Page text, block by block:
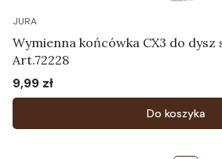
JURA
Wymienna końcówka CX3 do dysz
Art.72228
Cena
9,99 zł
Do koszyka